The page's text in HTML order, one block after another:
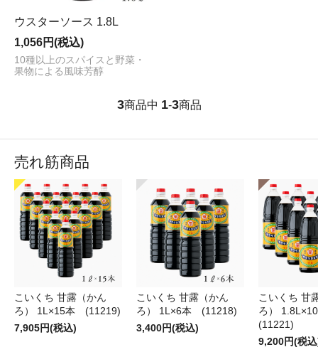
ウスターソース 1.8L
1,056円(税込)
10種以上のスパイスと野菜・
果物による風味芳醇
3商品中 1-3商品
売れ筋商品
こいくち 甘露（かん
ろ） 1L×15本 (11219)
7,905円(税込)
こいくち 甘露（かん
ろ） 1L×6本 (11218)
3,400円(税込)
こいくち 甘
ろ）
(11221)
9,200円(税